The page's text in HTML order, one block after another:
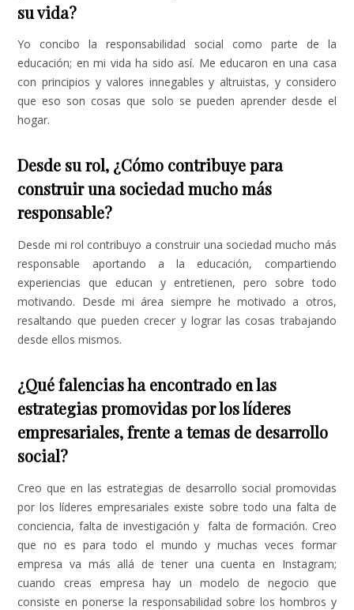
su vida?
Yo concibo la responsabilidad social como parte de la
educación; en mi vida ha sido así. Me educaron en una casa
con principios y valores innegables y altruistas, y considero
que eso son cosas que solo se pueden aprender desde el
hogar.
Desde su rol, ¿Cómo contribuye para
construir una sociedad mucho más
responsable?
Desde mi rol contribuyo a construir una sociedad mucho más
responsable aportando a la educación, compartiendo
experiencias que educan y entretienen, pero sobre todo
motivando. Desde mi área siempre he motivado a otros,
resaltando que pueden crecer y lograr las cosas trabajando
desde ellos mismos.
¿Qué falencias ha encontrado en las
estrategias promovidas por los líderes
empresariales, frente a temas de desarrollo
social?
Creo que en las estrategias de desarrollo social promovidas
por los líderes empresariales existe sobre todo una falta de
conciencia, falta de investigación y falta de formación. Creo
que no es para todo el mundo y muchas veces formar
empresa va más allá de tener una cuenta en Instagram;
cuando creas empresa hay un modelo de negocio que
consiste en ponerse la responsabilidad sobre los hombros y